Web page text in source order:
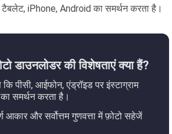
iPhone, Android का समर्थन करता है।
डाउनलोडर की विशेषताएं क्या हैं?
पीसी, आईफोन, एंड्रॉइड पर इंस्टाग्राम
समर्थन करता है।
और सर्वोत्तम गुणवत्ता में फ़ोटो सहेजें